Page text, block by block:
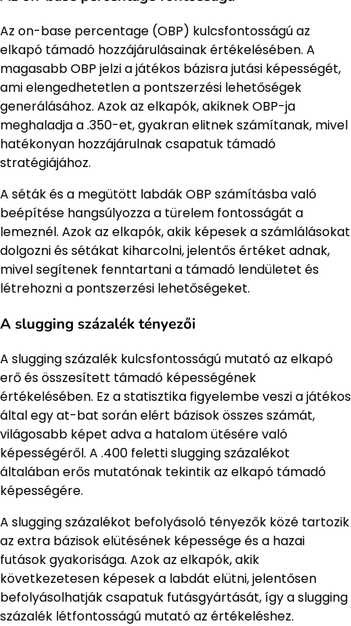
Az on-base percentage (OBP) kulcsfontosságú az
elkapó támadó hozzájárulásainak értékelésében. A
magasabb OBP jelzi a játékos bázisra jutási képességét,
ami elengedhetetlen a pontszerzési lehetőségek
generálásához. Azok az elkapók, akiknek OBP-ja
meghaladja a .350-et, gyakran elitnek számítanak, mivel
hatékonyan hozzájárulnak csapatuk támadó
stratégiájához.
A séták és a megütött labdák OBP számításba való
beépítése hangsúlyozza a türelem fontosságát a
lemeznél. Azok az elkapók, akik képesek a számlálásokat
dolgozni és sétákat kiharcolni, jelentős értéket adnak,
mivel segítenek fenntartani a támadó lendületet és
létrehozni a pontszerzési lehetőségeket.
A slugging százalék tényezői
A slugging százalék kulcsfontosságú mutató az elkapó
erő és összesített támadó képességének
értékelésében. Ez a statisztika figyelembe veszi a játékos
által egy at-bat során elért bázisok összes számát,
világosabb képet adva a hatalom ütésére való
képességéről. A .400 feletti slugging százalékot
általában erős mutatónak tekintik az elkapó támadó
képességére.
A slugging százalékot befolyásoló tényezők közé tartozik
az extra bázisok elütésének képessége és a hazai
futások gyakorisága. Azok az elkapók, akik
következetesen képesek a labdát elütni, jelentősen
befolyásolhatják csapatuk futásgyártását, így a slugging
százalék létfontosságú mutató az értékeléshez.